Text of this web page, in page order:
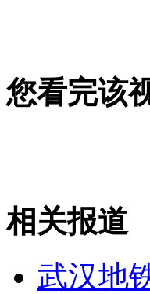
女孩北京地铁殴打
您看完该
相关报道
武汉地